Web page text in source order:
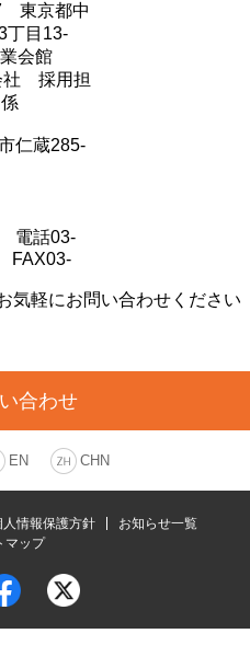
東京都中
丁目13-
会館
社 採用担
仁蔵285-
電話03-
FAX03-
気軽にお問い合わせください
合わせ
EN CHN
人情報保護方針
お知らせ一覧
マップ